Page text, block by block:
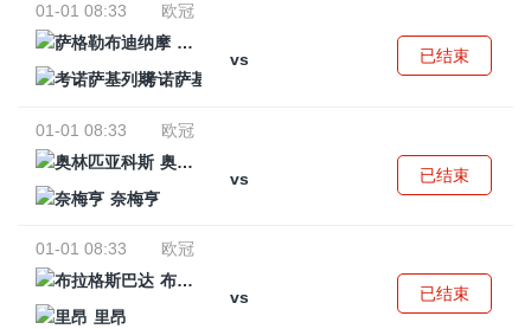
01-01 08:33
欧冠
萨格勒布迪纳摩
vs
考诺萨基列斯
已结束
01-01 08:33
欧冠
奥林匹亚科斯
vs
奈梅亨
已结束
01-01 08:33
欧冠
布拉格斯巴达
vs
里昂
已结束